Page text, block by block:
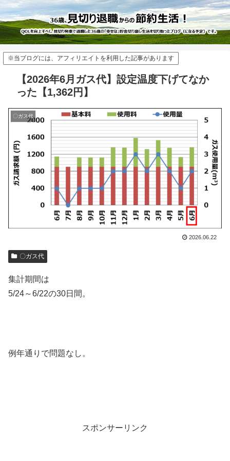
※当ブログには、アフィリエイトを利用した記事があります
【2026年6月ガス代】設定温度下げてなか
った【1,362円】
〇ガス代
2026.06.22
〇ガス代
集計期間は
5/24～6/22の30日間。
例年通りで問題なし。
スポンサーリンク